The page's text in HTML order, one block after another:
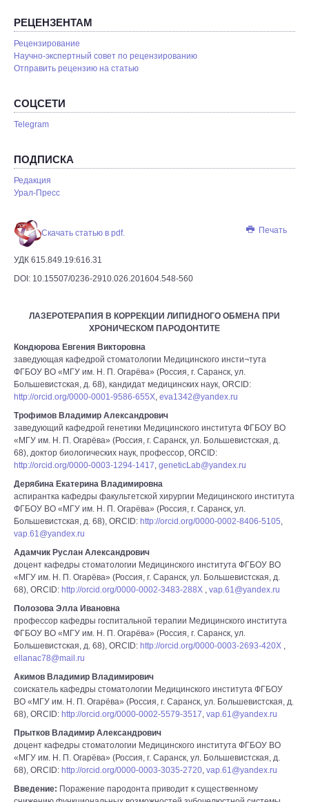
РЕЦЕНЗЕНТАМ
Рецензирование
Научно-экспертный совет по рецензированию
Отправить рецензию на статью
СОЦСЕТИ
Telegram
ПОДПИСКА
Редакция
Урал-Пресс
Печать
Скачать статью в pdf.
УДК 615.849.19:616.31
DOI: 10.15507/0236-2910.026.201604.548-560
ЛАЗЕРОТЕРАПИЯ В КОРРЕКЦИИ ЛИПИДНОГО ОБМЕНА ПРИ
ХРОНИЧЕСКОМ ПАРОДОНТИТЕ
Кондюрова Евгения Викторовна
заведующая кафедрой стоматологии Медицинского инсти¬тута
ФГБОУ ВО «МГУ им. Н. П. Огарёва» (Россия, г. Саранск, ул.
Большевистская, д. 68), кандидат медицинских наук, ORCID:
http://orcid.org/0000-0001-9586-655X, eva1342@yandex.ru
Трофимов Владимир Александрович
заведующий кафедрой генетики Медицинского института ФГБОУ ВО
«МГУ им. Н. П. Огарёва» (Россия, г. Саранск, ул. Большевистская, д.
68), доктор биологических наук, профессор, ORCID:
http://orcid.org/0000-0003-1294-1417, geneticLab@yandex.ru
Дерябина Екатерина Владимировна
аспирантка кафедры факультетской хирургии Медицинского института
ФГБОУ ВО «МГУ им. Н. П. Огарёва» (Россия, г. Саранск, ул.
Большевистская, д. 68), ORCID: http://orcid.org/0000-0002-8406-5105,
vap.61@yandex.ru
Адамчик Руслан Александрович
доцент кафедры стоматологии Медицинского института ФГБОУ ВО
«МГУ им. Н. П. Огарёва» (Россия, г. Саранск, ул. Большевистская, д.
68), ORCID: http://orcid.org/0000-0002-3483-288X , vap.61@yandex.ru
Полозова Элла Ивановна
профессор кафедры госпитальной терапии Медицинского института
ФГБОУ ВО «МГУ им. Н. П. Огарёва» (Россия, г. Саранск, ул.
Большевистская, д. 68), ORCID: http://orcid.org/0000-0003-2693-420X ,
ellanac78@mail.ru
Акимов Владимир Владимирович
соискатель кафедры стоматологии Медицинского института ФГБОУ
ВО «МГУ им. Н. П. Огарёва» (Россия, г. Саранск, ул. Большевистская, д.
68), ORCID: http://orcid.org/0000-0002-5579-3517, vap.61@yandex.ru
Прытков Владимир Александрович
доцент кафедры стоматологии Медицинского института ФГБОУ ВО
«МГУ им. Н. П. Огарёва» (Россия, г. Саранск, ул. Большевистская, д.
68), ORCID: http://orcid.org/0000-0003-3035-2720, vap.61@yandex.ru
Введение: Поражение пародонта приводит к существенному